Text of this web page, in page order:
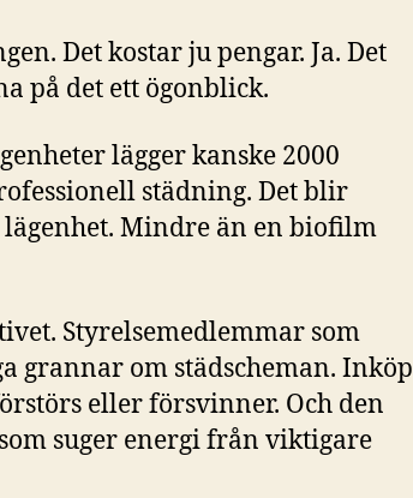
Det kostar ju pengar. Ja. Det
på det ett ögonblick.
lägger kanske 2000
städning. Det blir
Mindre än en biofilm
Styrelsemedlemmar som
grannar om städscheman. Inköp
eller försvinner. Och den
suger energi från viktigare